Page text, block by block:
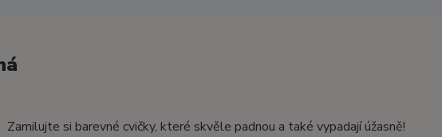
Zamilujte si barevné cvičky, které skvěle padnou a také vypadají úžasně!